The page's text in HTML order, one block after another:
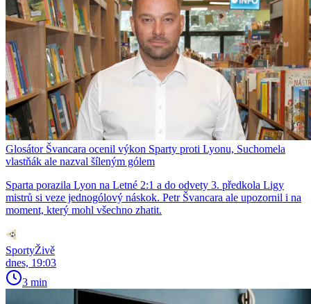
Glosátor Švancara ocenil výkon Sparty proti Lyonu, Suchomela
vlastňák ale nazval šíleným gólem
Sparta porazila Lyon na Letné 2:1 a do odvety 3. předkola Ligy
mistrů si veze jednogólový náskok. Petr Švancara ale upozornil i na
moment, který mohl všechno zhatit.
SportyŽivě
dnes, 19:03
3 min